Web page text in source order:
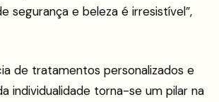
segurança e beleza é irresistível”,
de tratamentos personalizados e
individualidade torna-se um pilar na